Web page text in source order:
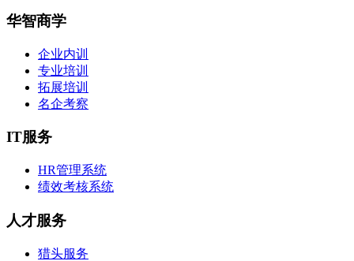
华智商学
企业内训
专业培训
拓展培训
名企考察
IT服务
HR管理系统
绩效考核系统
人才服务
猎头服务